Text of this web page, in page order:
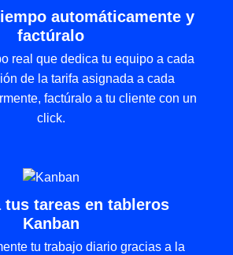
automáticamente y
factúralo
real que dedica tu equipo a cada
de la tarifa asignada a cada
factúralo a tu cliente con un
click.
tus tareas en tableros
Kanban
tu trabajo diario gracias a la